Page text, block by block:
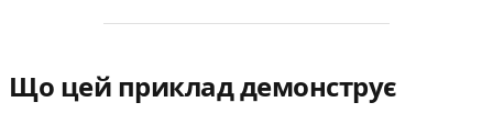
Що цей приклад демонструє